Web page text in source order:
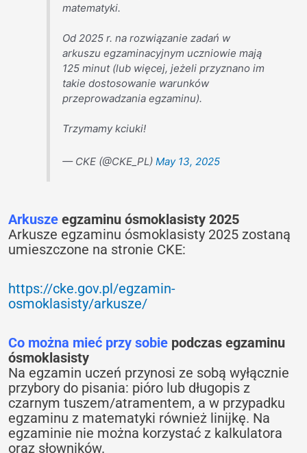
matematyki.
Od 2025 r. na rozwiązanie zadań w
arkuszu egzaminacyjnym uczniowie mają
125 minut (lub więcej, jeżeli przyznano im
takie dostosowanie warunków
przeprowadzania egzaminu).
Trzymamy kciuki!
— CKE (@CKE_PL) May 13, 2025
Arkusze egzaminu ósmoklasisty 2025
Arkusze egzaminu ósmoklasisty 2025 zostaną
umieszczone na stronie CKE:
https://cke.gov.pl/egzamin-
osmoklasisty/arkusze/
Co można mieć przy sobie podczas egzaminu
ósmoklasisty
Na egzamin uczeń przynosi ze sobą wyłącznie
przybory do pisania: pióro lub długopis ‎z
czarnym tuszem/atramentem, a w przypadku
egzaminu z matematyki również linijkę. ‎Na
egzaminie nie można korzystać z kalkulatora
oraz słowników.